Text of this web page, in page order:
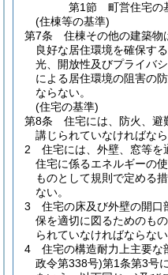
第1節
町営住宅の
(住棟等の基準)
第7条
住棟その他の建築物
良好な居住環境を確保す
光、開放性及びプライバ
による居住環境の阻害の
ならない。
(住宅の基準)
第8条
住宅には、防火、避
講じられていなければなら
2
住宅には、外壁、窓等
住宅に係るエネルギーの
ものとして規則で定める
ない。
3
住宅の床及び外壁の開
保を適切に図るためのも
られていなければならない
4
住宅の構造耐力上主要な
政令第338号)第1条第3号